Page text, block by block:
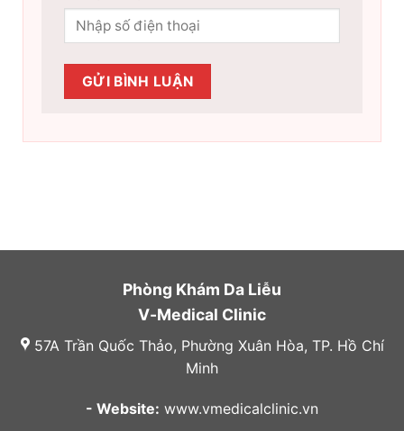
Phòng Khám Da Liễu
V-Medical Clinic
57A Trần Quốc Thảo, Phường Xuân Hòa, TP. Hồ Chí
Minh
- Website: www.vmedicalclinic.vn